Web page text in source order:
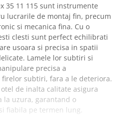
35 11 115 sunt instrumente
lucrarile de montaj fin, precum
si mecanica fina. Cu o
clesti sunt perfect echilibrati
usoara si precisa in spatii
Lamele lor subtiri si
precisa a
subtiri, fara a le deteriora.
de inalta calitate asigura
la uzura, garantand o
fiabila pe termen lung.